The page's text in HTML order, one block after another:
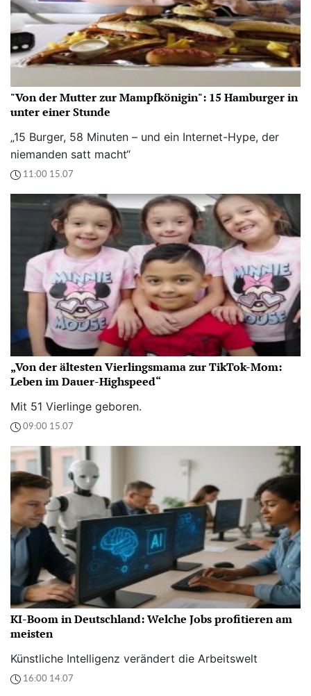
"Von der Mutter zur Mampfkönigin": 15 Hamburger in
unter einer Stunde
„15 Burger, 58 Minuten – und ein Internet-Hype, der
niemanden satt macht“
11:00 15.07
„Von der ältesten Vierlingsmama zur TikTok-Mom:
Leben im Dauer-Highspeed“
Mit 51 Vierlinge geboren.
09:00 15.07
KI-Boom in Deutschland: Welche Jobs profitieren am
meisten
Künstliche Intelligenz verändert die Arbeitswelt
16:00 14.07